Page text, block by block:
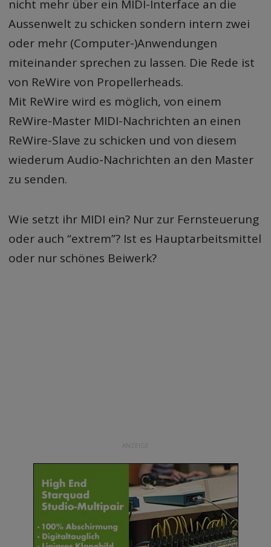
nicht mehr über ein MIDI-Interface an die
Aussenwelt zu schicken sondern intern zwei
oder mehr (Computer-)Anwendungen
miteinander sprechen zu lassen. Die Rede ist
von ReWire von Propellerheads.
Mit ReWire wird es möglich, von einem
ReWire-Master MIDI-Nachrichten an einen
ReWire-Slave zu schicken und von diesem
wiederum Audio-Nachrichten an den Master
zu senden.
Wie setzt ihr MIDI ein? Nur zur Fernsteuerung
oder auch “extrem”? Ist es Hauptarbeitsmittel
oder nur schönes Beiwerk?
ANZEIGE